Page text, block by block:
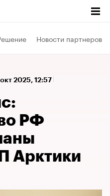
Новости партнеров
2025, 12:57
РФ
Арктики